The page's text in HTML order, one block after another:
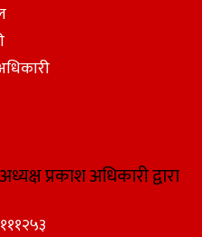
प्रकाश अधिकारी द्वारा